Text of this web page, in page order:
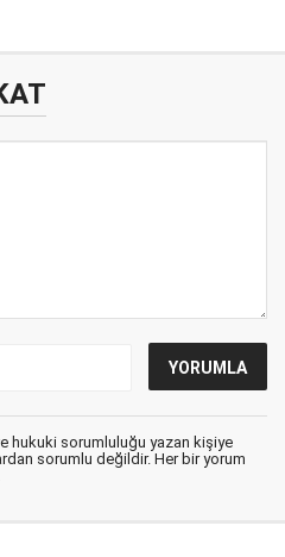
hukuki sorumluluğu yazan kişiye
sorumlu değildir. Her bir yorum